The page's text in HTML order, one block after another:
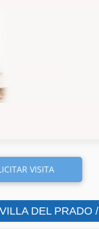
VISITA
DEL PRADO